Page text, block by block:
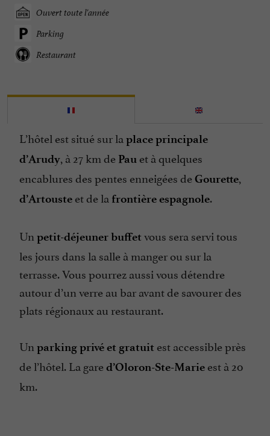
Ouvert toute l'année
Parking
Restaurant
L’hôtel est situé sur la place principale
d’Arudy, à 27 km de Pau et à quelques
encablures des pentes enneigées deGourette,
d’Artouste et de la frontière espagnole.
Un petit-déjeuner buffet vous sera servi tous
les jours dans la salle à manger ou sur la
terrasse. Vous pourrez aussi vous détendre
autour d’un verre au bar avant de savourer des
plats régionaux au restaurant.
Un parking privé et gratuit est accessible près
de l’hôtel. La gared’Oloron-Ste-Marie est à 20
km.